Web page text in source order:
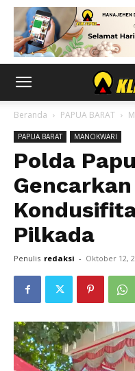
Beranda PAPUA BARAT
PAPUA BARAT MANOKWARI
Polda
Pilkada
Penulis redaksi - Oktober 12,